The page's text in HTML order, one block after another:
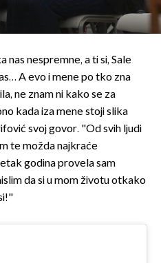
nespremne, a ti si, Sale
A evo i mene po tko zna
ne znam ni kako se za
kada iza mene stoji slika
svoj govor. "Od svih ljudi
te možda najkraće
godina provela sam
da si u mom životu otkako